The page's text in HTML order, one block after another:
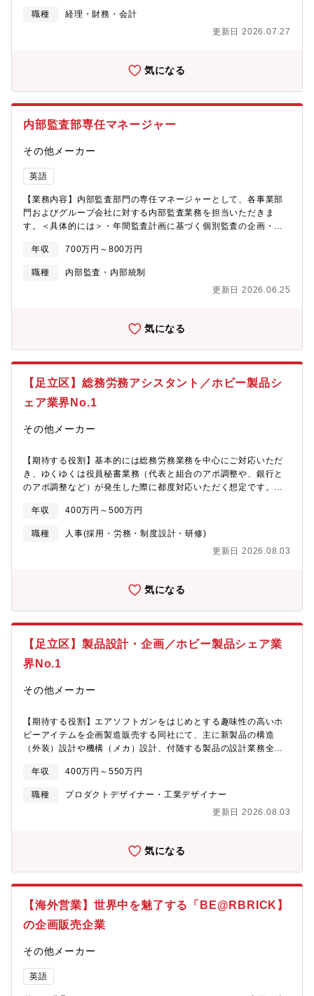
【業務内容】1. 決算・経理業務（メイン担当） ① 月次・年次決算
業務の実務担当および取りまとめ補佐 ② 仕訳計上、勘定残高管
理、固定資産管理、債権債務管理等の実務推進 ③ 税務申告・納付
金融機関対応、借入管理、為替予約・外貨管理等の財務業務の担
計・経営支援（サポート） ① 予実管理、月次分析、経営会議資料
善・将来のマネジメント候補としての役割 ① 会計システム改善、
ームリードや後輩指導を見据えた業務習得・周囲との連携財務経
理部門の実務を着実に行いながら、決算品質の向上、業務プロセ
スの見直しなどに取り組んでいただきます。担当領域のリードや
後輩指導、業務改善の推進などを通じて、部門運営の中核人材と
して成長していただくことを期待します。【ポジションの魅
力】・決算、財務、税務、管理会計、グループ会社対応など、財
え、業務改善や仕組みづくりにも関わることができ、将来のマネ
値分析を通じて、経営に近い立場で会社全体を見る視点を養うこ
とができます。・担当領域のリード、後輩指導、業務改善の推進
職種
経理・財務・会計
更新日 2026.07.27
気になる
内部監査部専任マネージャー
その他メーカー
英語
【業務内容】内部監査部門の専任マネージャーとして、各事業部
門およびグループ会社に対する内部監査業務を担当いただきま
す。＜具体的には＞・年間監査計画に基づく個別監査の企画・実
グの実施・拠点・現場での実査・監査調書および監査報告書の作
成・改善提案および是正措置のフォローアップ・内部統制の整
備・運用状況の評価・不正リスクの把握および再発防止策の検
討・グループ会社・関係会社に対する監査対応※部門全体の方針
割を期待しています。【募集背景・ミッション】事業拡大および
る強化を目的とした増員募集です。本ポジションでは、経営層や
をリードいただきます。業務プロセスや規程遵守状況、資産保全
の観点から課題を抽出し、改善提案を通じて企業価値向上に貢献
とコンプライアンス意識をお持ちの方・事実に基づいて客観的か
がら業務を推進できる方・課題に対して粘り強く向き合える方・
監査業務に必要な精神的なタフさをお持ちの方
年収 700万円～800万円
職種
内部監査・内部統制
更新日 2026.06.25
気になる
【足立区】総務労務アシスタント／ホビー製品シ
ェア業界No.1
その他メーカー
【期待する役割】基本的には総務労務業務を中心にご対応いただ
き、ゆくゆくは役員秘書業務（代表と組合のアポ調整や、銀行と
のアポ調整など）が発生した際に都度対応いただく想定です。
る必要はございません。徐々に課長・課長補佐からOJTにて業務
に慣れていただきます。・給与計算・入退社手続き・社内外連絡
業務・パソコンでの文書作成・スケジュール管理・電話、来客対
応 ・総務業務【魅力】１．少数精鋭の組織だからこそ、バックオ
定して長く働きたい方にぴったりの環境です。【募集背景】定年
めその方の後任を募集【組織構成】管理部 総務経理課：4名（課
へのキャリアアップを目指しながらも、ご入社後の適性や希望を
鑑みて、人事、経理やヘルプデスクなど業務の幅を広げていただ
年収 400万円～500万円
職種
人事(採用・労務・制度設計・研修)
更新日 2026.08.03
気になる
【足立区】製品設計・企画／ホビー製品シェア業
界No.1
その他メーカー
【期待する役割】エアソフトガンをはじめとする趣味性の高いホ
ビーアイテムを企画製造販売する同社にて、主に新製品の構造
（外装）設計や機構（メカ）設計、付随する製品の設計業務全般
年半ほどかかるものもあるため、基本的には企画設計1名・製作開
発2名でチームを組み、量産化に向け、下記工程を繰り返します。
（1）市場調査、企画：「どういった製品を作るか」を他部門と企
画段階から協議（2）試作品の制作、点検作業：SOLIDWORKSと
含め、常に２～３案件を担当【魅力】製作開発チームと2人3脚で
ることができます。常に時代の一歩先を進むアイデアを生み、も
制強化のための増員ならびに欠員補充【組織構成】設計課は課
長、課長補佐、社員３名の計５名となり、子供心、遊び心にあふ
ス】徐々に現場ベテラン社員からの指導にて業務に慣れていただ
年収 400万円～550万円
職種
プロダクトデザイナー・工業デザイナー
更新日 2026.08.03
気になる
【海外営業】世界中を魅了する「BE@RBRICK】
の企画販売企業
その他メーカー
英語